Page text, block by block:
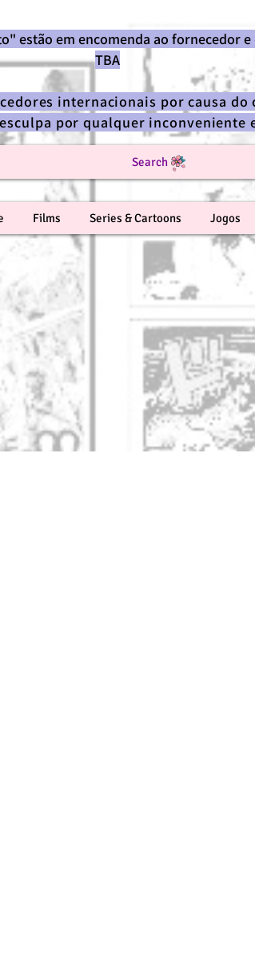
estão em encomenda ao fornecedor
TBA
internacionais por causa
por qualquer inconveniente
Search
Films Series & Cartoons Jogos